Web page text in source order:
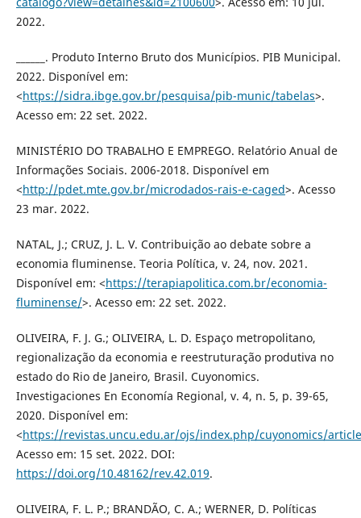
2022.
______. Produto Interno Bruto dos Municípios. PIB Municipal.
2022. Disponível em:
<https://sidra.ibge.gov.br/pesquisa/pib-munic/tabelas>.
Acesso em: 22 set. 2022.
MINISTÉRIO DO TRABALHO E EMPREGO. Relatório Anual de
Informações Sociais. 2006-2018. Disponível em
<http://pdet.mte.gov.br/microdados-rais-e-caged>. Acesso
23 mar. 2022.
NATAL, J.; CRUZ, J. L. V. Contribuição ao debate sobre a
economia fluminense. Teoria Política, v. 24, nov. 2021.
Disponível em: <https://terapiapolitica.com.br/economia-
fluminense/>. Acesso em: 22 set. 2022.
OLIVEIRA, F. J. G.; OLIVEIRA, L. D. Espaço metropolitano,
regionalização da economia e reestruturação produtiva no
estado do Rio de Janeiro, Brasil. Cuyonomics.
Investigaciones En Economía Regional, v. 4, n. 5, p. 39-65,
2020. Disponível em:
<https://revistas.uncu.edu.ar/ojs/index.php/cuyonomics/
Acesso em: 15 set. 2022. DOI:
https://doi.org/10.48162/rev.42.019.
OLIVEIRA, F. L. P.; BRANDÃO, C. A.; WERNER, D. Políticas